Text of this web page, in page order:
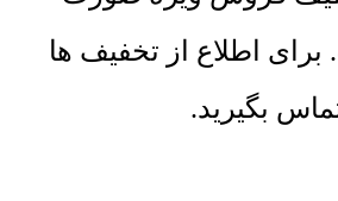
اطلاع از تخفیف ها
بگیرید.